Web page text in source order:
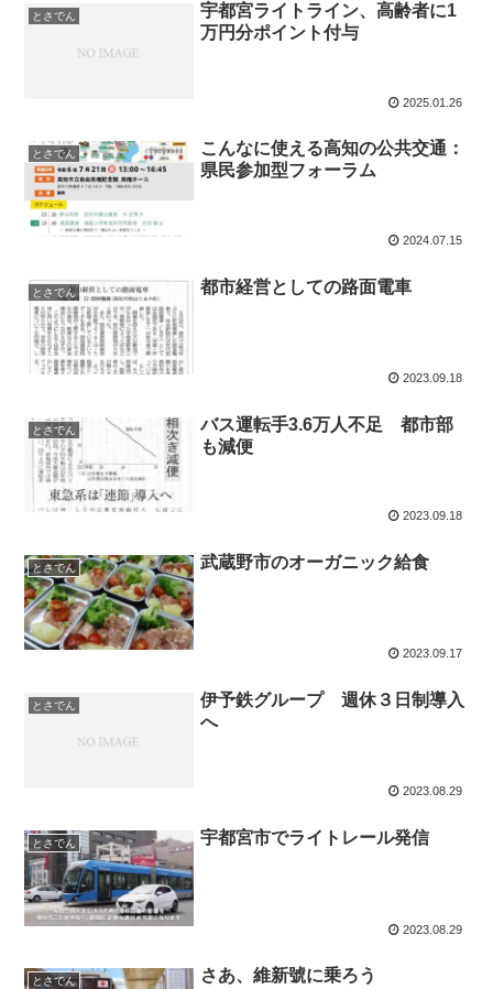
とさでん
宇都宮ライトライン、高齢者に1
万円分ポイント付与
2025.01.26
とさでん
こんなに使える高知の公共交通：
県民参加型フォーラム
2024.07.15
とさでん 都市経営としての路面電車
2023.09.18
とさでん
バス運転手3.6万人不足 都市部
も減便
2023.09.18
とさでん 武蔵野市のオーガニック給食
2023.09.17
とさでん
伊予鉄グループ 週休３日制導入
へ
2023.08.29
とさでん 宇都宮市でライトレール発信
2023.08.29
とさでん さあ、維新號に乗ろう